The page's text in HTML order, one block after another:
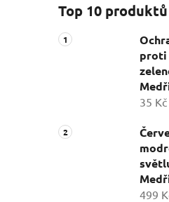
Top 10 produktů
proti
35 Kč
499